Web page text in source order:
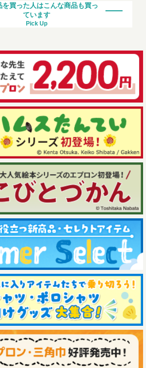
を買った人はこんな商品も買っ
ています
Pick Up